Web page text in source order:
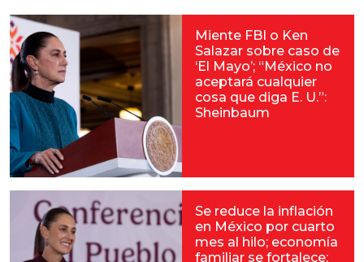
Miente FBI o Ken
Salazar sobre caso de
‘El Mayo’; “México no
aceptará cualquier
cosa que diga E. U.”:
Sheinbaum
Se reduce la inflación
en México por cuarto
mes al hilo; economía
familiar se fortalece: